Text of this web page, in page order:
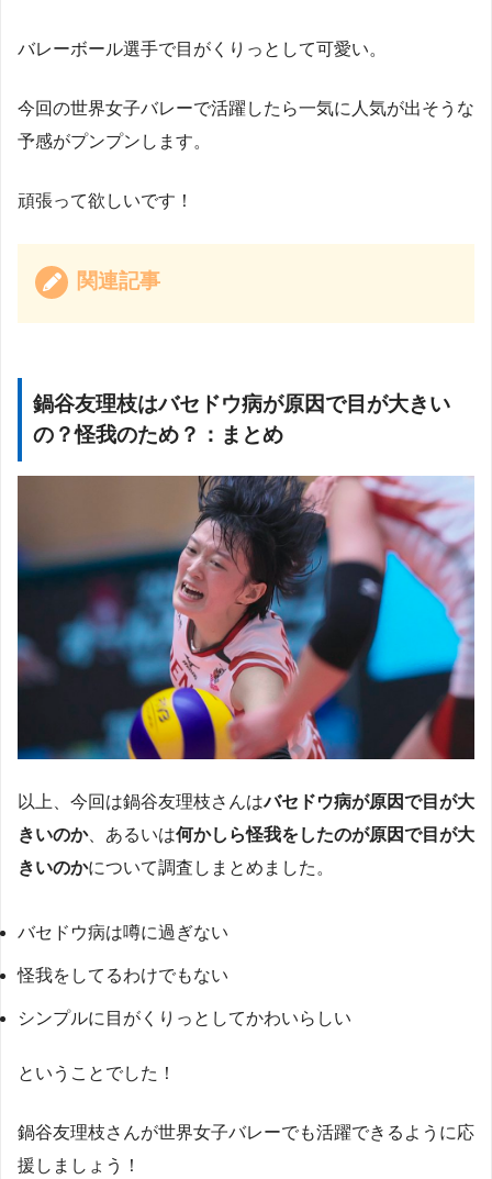
バレーボール選手で目がくりっとして可愛い。
今回の世界女子バレーで活躍したら一気に人気が出そうな
予感がプンプンします。
頑張って欲しいです！
関連記事
鍋谷友理枝はバセドウ病が原因で目が大きい
の？怪我のため？：まとめ
以上、今回は鍋谷友理枝さんはバセドウ病が原因で目が大
きいのか、あるいは何かしら怪我をしたのが原因で目が大
きいのかについて調査しまとめました。
バセドウ病は噂に過ぎない
怪我をしてるわけでもない
シンプルに目がくりっとしてかわいらしい
ということでした！
鍋谷友理枝さんが世界女子バレーでも活躍できるように応
援しましょう！